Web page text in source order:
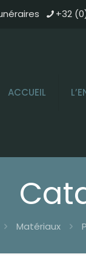
+32
ACCUEIL
Matériaux